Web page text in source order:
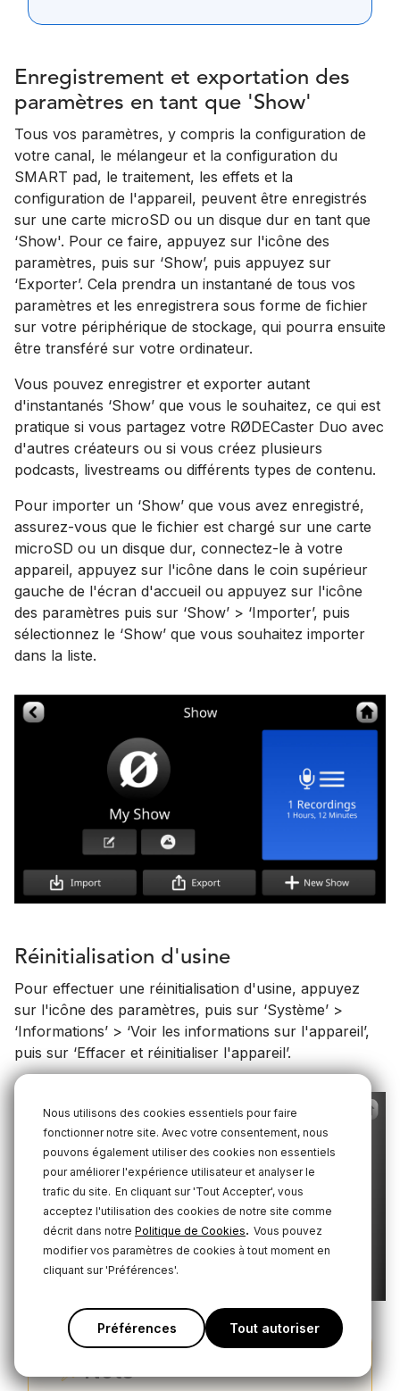
Nous utilisons des cookies essentiels pour faire
fonctionner notre site. Avec votre consentement, nous
pouvons également utiliser des cookies non essentiels
pour améliorer l'expérience utilisateur et analyser le
trafic du site. En cliquant sur 'Tout Accepter', vous
acceptez l'utilisation des cookies de notre site comme
décrit dans notre Politique de Cookies. Vous pouvez
modifier vos paramètres de cookies à tout moment en
cliquant sur 'Préférences'.
Préférences Tout autoriser
Enregistrement et exportation des
paramètres en tant que 'Show'
Tous vos paramètres, y compris la configuration de
votre canal, le mélangeur et la configuration du
SMART pad, le traitement, les effets et la
configuration de l'appareil, peuvent être enregistrés
sur une carte microSD ou un disque dur en tant que
‘Show'. Pour ce faire, appuyez sur l'icône des
paramètres, puis sur ‘Show’, puis appuyez sur
‘Exporter’. Cela prendra un instantané de tous vos
paramètres et les enregistrera sous forme de fichier
sur votre périphérique de stockage, qui pourra ensuite
être transféré sur votre ordinateur.
Vous pouvez enregistrer et exporter autant
d'instantanés ‘Show’ que vous le souhaitez, ce qui est
pratique si vous partagez votre RØDECaster Duo avec
d'autres créateurs ou si vous créez plusieurs
podcasts, livestreams ou différents types de contenu.
Pour importer un ‘Show’ que vous avez enregistré,
assurez-vous que le fichier est chargé sur une carte
microSD ou un disque dur, connectez-le à votre
appareil, appuyez sur l'icône dans le coin supérieur
gauche de l'écran d'accueil ou appuyez sur l'icône
des paramètres puis sur ‘Show’ > ‘Importer’, puis
sélectionnez le ‘Show’ que vous souhaitez importer
dans la liste.
Réinitialisation d'usine
Pour effectuer une réinitialisation d'usine, appuyez
sur l'icône des paramètres, puis sur ‘Système’ >
‘Informations’ > ‘Voir les informations sur l'appareil’,
puis sur ‘Effacer et réinitialiser l'appareil’.
Note